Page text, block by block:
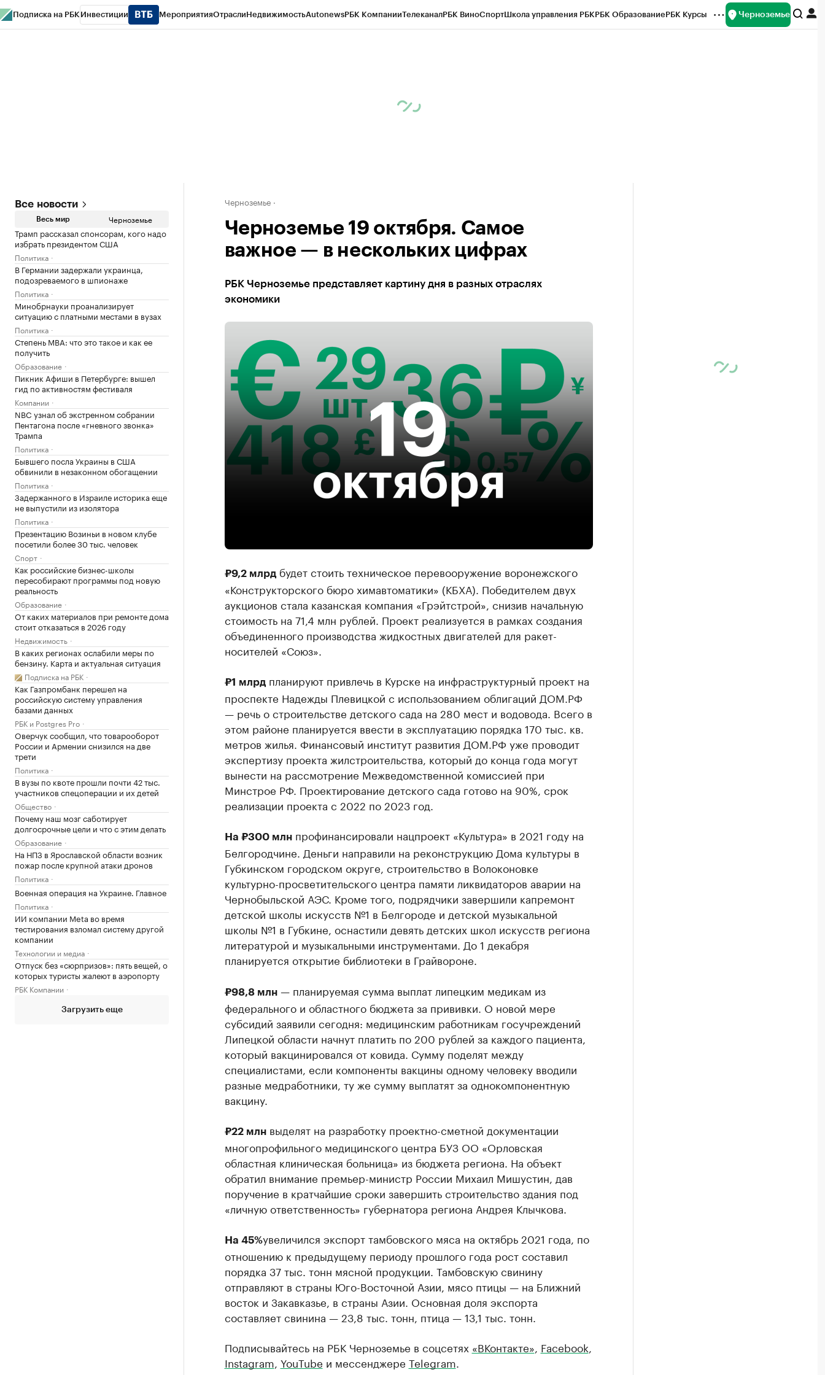
Подписка на РБК Инвестиции МероприятияОтраслиНедвижимостьAutonewsРБК КомпанииТелеканалРБК ВиноСпортШкола управления РБКРБК ОбразованиеРБК Курсы Черноземье
Все новости
Весь мир Черноземье
Трамп рассказал спонсорам, кого надо
избрать президентом США
Политика
В Германии задержали украинца,
подозреваемого в шпионаже
Политика
Минобрнауки проанализирует
ситуацию с платными местами в вузах
Политика
Степень MBA: что это такое и как ее
получить
Образование
Пикник Афиши в Петербурге: вышел
гид по активностям фестиваля
Компании
NBC узнал об экстренном собрании
Пентагона после «гневного звонка»
Трампа
Политика
Бывшего посла Украины в США
обвинили в незаконном обогащении
Политика
Задержанного в Израиле историка еще
не выпустили из изолятора
Политика
Презентацию Возиньи в новом клубе
посетили более 30 тыс. человек
Спорт
Как российские бизнес-школы
пересобирают программы под новую
реальность
Образование
От каких материалов при ремонте дома
стоит отказаться в 2026 году
Недвижимость
В каких регионах ослабили меры по
бензину. Карта и актуальная ситуация
Подписка на РБК
Как Газпромбанк перешел на
российскую систему управления
базами данных
РБК и Postgres Pro
Оверчук сообщил, что товарооборот
России и Армении снизился на две
трети
Политика
В вузы по квоте прошли почти 42 тыс.
участников спецоперации и их детей
Общество
Почему наш мозг саботирует
долгосрочные цели и что с этим делать
Образование
На НПЗ в Ярославской области возник
пожар после крупной атаки дронов
Политика
Военная операция на Украине. Главное
Политика
ИИ компании Meta во время
тестирования взломал систему другой
компании
Технологии и медиа
Отпуск без «сюрпризов»: пять вещей, о
которых туристы жалеют в аэропорту
РБК Компании
Загрузить еще
Черноземье
Черноземье 19 октября. Самое
важное — в нескольких цифрах
РБК Черноземье представляет картину дня в разных отраслях
экономики
₽9,2 млрд будет стоить техническое перевооружение воронежского
«Конструкторского бюро химавтоматики» (КБХА). Победителем двух
аукционов стала казанская компания «Грэйтстрой», снизив начальную
стоимость на 71,4 млн рублей. Проект реализуется в рамках создания
объединенного производства жидкостных двигателей для ракет-
носителей «Союз».
₽1 млрд планируют привлечь в Курске на инфраструктурный проект на
проспекте Надежды Плевицкой с использованием облигаций ДОМ.РФ
— речь о строительстве детского сада на 280 мест и водовода. Всего в
этом районе планируется ввести в эксплуатацию порядка 170 тыс. кв.
метров жилья. Финансовый институт развития ДОМ.РФ уже проводит
экспертизу проекта жилстроительства, который до конца года могут
вынести на рассмотрение Межведомственной комиссией при
Минстрое РФ. Проектирование детского сада готово на 90%, срок
реализации проекта с 2022 по 2023 год.
На ₽300 млнпрофинансировали нацпроект «Культура» в 2021 году на
Белгородчине. Деньги направили на реконструкцию Дома культуры в
Губкинском городском округе, строительство в Волоконовке
культурно-просветительского центра памяти ликвидаторов аварии на
Чернобыльской АЭС. Кроме того, подрядчики завершили капремонт
детской школы искусств №1 в Белгороде и детской музыкальной
школы №1 в Губкине, оснастили девять детских школ искусств региона
литературой и музыкальными инструментами. До 1 декабря
планируется открытие библиотеки в Грайвороне.
₽98,8 млн— планируемая сумма выплат липецким медикам из
федерального и областного бюджета за прививки. О новой мере
субсидий заявили сегодня: медицинским работникам госучреждений
Липецкой области начнут платить по 200 рублей за каждого пациента,
который вакцинировался от ковида. Сумму поделят между
специалистами, если компоненты вакцины одному человеку вводили
разные медработники, ту же сумму выплатят за однокомпонентную
вакцину.
₽22 млнвыделят на разработку проектно-сметной документации
многопрофильного медицинского центра БУЗ ОО «Орловская
областная клиническая больница» из бюджета региона. На объект
обратил внимание премьер-министр России Михаил Мишустин, дав
поручение в кратчайшие сроки завершить строительство здания под
«личную ответственность» губернатора региона Андрея Клычкова.
На 45%увеличился экспорт тамбовского мяса на октябрь 2021 года, по
отношению к предыдущему периоду прошлого года рост составил
порядка 37 тыс. тонн мясной продукции. Тамбовскую свинину
отправляют в страны Юго-Восточной Азии, мясо птицы — на Ближний
восток и Закавказье, в страны Азии. Основная доля экспорта
составляет свинина — 23,8 тыс. тонн, птица — 13,1 тыс. тонн.
Подписывайтесь на РБК Черноземье в соцсетях «ВКонтакте» Facebook
Instagram YouTube и мессенджере Telegram